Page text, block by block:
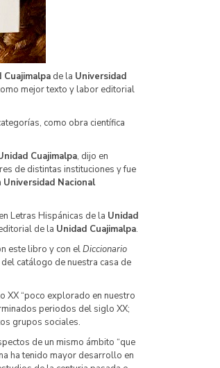
Cuajimalpa de la Universidad
mejor texto y labor editorial
como obra científica
Cuajimalpa, dijo en
de distintas instituciones y fue
Universidad Nacional
Letras Hispánicas de la Unidad
de la Unidad Cuajimalpa.
este libro y con elDiccionario
catálogo de nuestra casa de
XX “poco explorado en nuestro
periodos del siglo XX;
grupos sociales.
de un mismo ámbito “que
ha tenido mayor desarrollo en